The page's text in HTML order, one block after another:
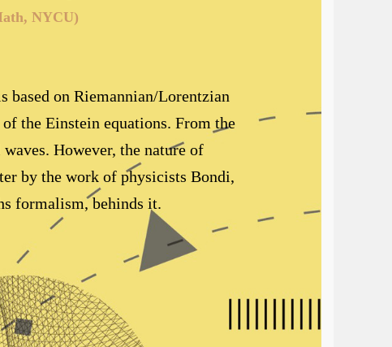
NYCU)
on Riemannian/Lorentzian
the Einstein equations. From the
However, the nature of
by the work of physicists Bondi,
formalism, behinds it.